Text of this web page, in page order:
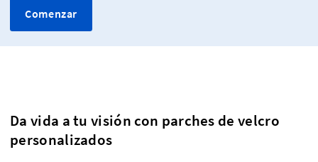
Comenzar
Da vida a tu visión con parches de velcro
personalizados